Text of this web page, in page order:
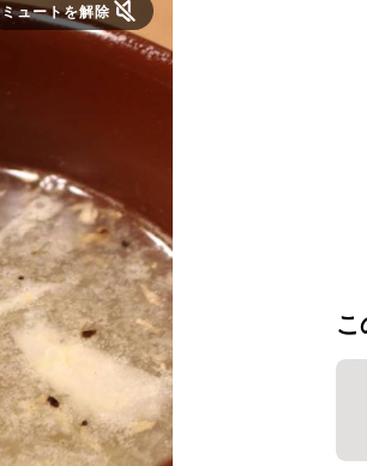
ミュートを解除